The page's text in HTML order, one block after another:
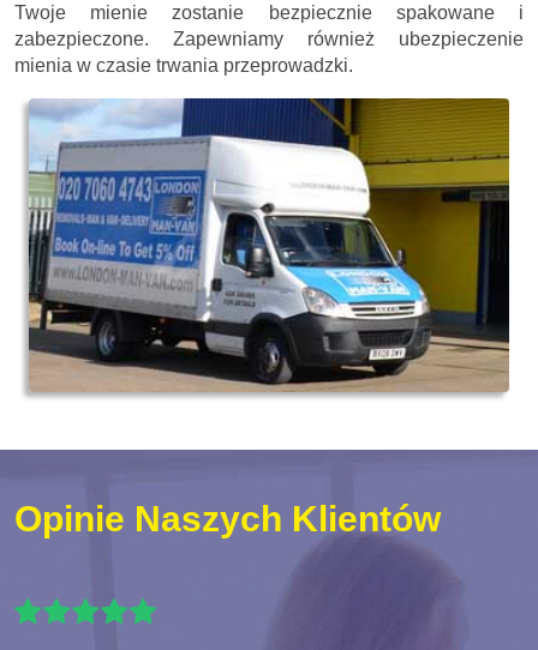
Twoje mienie zostanie bezpiecznie spakowane i
zabezpieczone. Zapewniamy również ubezpieczenie
mienia w czasie trwania przeprowadzki.
Opinie Naszych Klientów